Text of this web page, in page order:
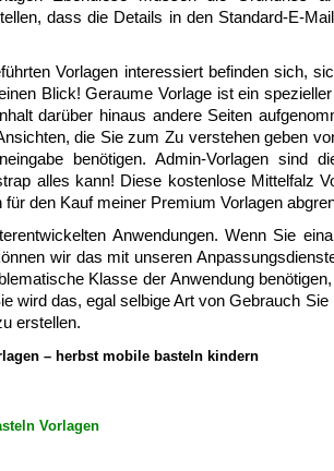
dass die Details in den Standard-E-
Vorlagen interessiert befinden sich,
Blick! Geraume Vorlage ist ein
darüber hinaus andere Seiten
die Sie zum Zu verstehen geben
benötigen. Admin-Vorlagen sind
alles kann! Diese kostenlose Mittelfalz
den Kauf meiner Premium Vorlagen
Anwendungen. Wenn Sie
wir das mit unseren
Klasse der Anwendung
wird das, egal selbige Art von Gebrauch
erstellen.
– herbst mobile basteln kindern
Vorlagen